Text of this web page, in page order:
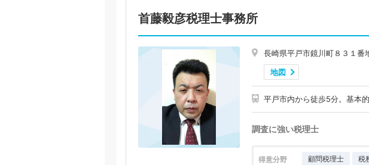
首藤毅彦税理士事務所
長崎県平戸市鏡川町８３１番
地図
平戸市内から徒歩5分。基本
調査に強い税理士
得意分野 顧問税理士 税